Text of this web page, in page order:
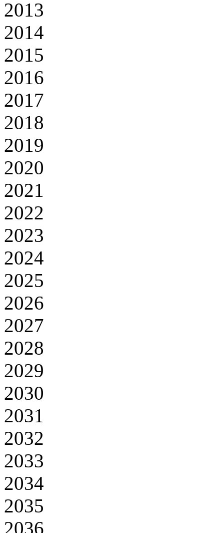
2013
2014
2015
2016
2017
2018
2019
2020
2021
2022
2023
2024
2025
2026
2027
2028
2029
2030
2031
2032
2033
2034
2035
2036